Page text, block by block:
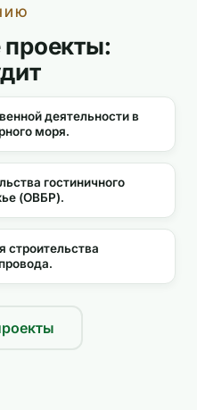
деятельности в
моря.
гостиничного
(ОВБР).